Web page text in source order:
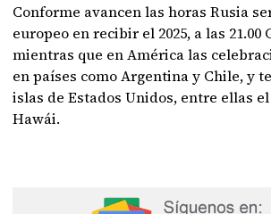
Conforme avancen las horas Rusia
europeo en recibir el 2025, a las
mientras que en América las
en países como Argentina y Chile, y
islas de Estados Unidos, entre ellas
Hawái.